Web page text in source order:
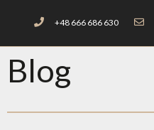
+48 666 686 630
Blog